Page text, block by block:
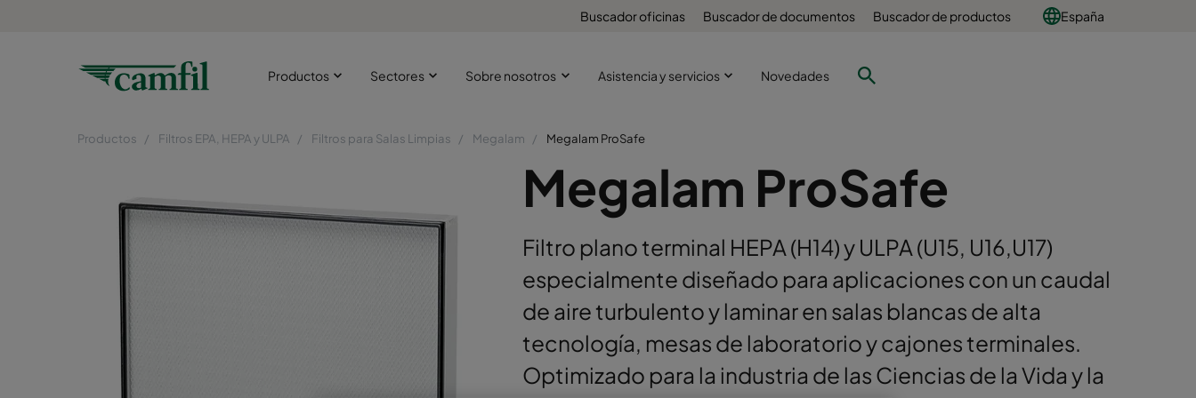
Buscador oficinas Buscador de documentos Buscador de productos España
Productos Sectores Sobre nosotros Asistencia y servicios Novedades
Productos Filtros EPA, HEPA y ULPA Filtros para Salas Limpias Megalam Megalam ProSafe
Megalam ProSafe
Filtro plano terminal HEPA (H14) y ULPA (U15, U16,U17)
especialmente diseñado para aplicaciones con un caudal
de aire turbulento y laminar en salas blancas de alta
tecnología, mesas de laboratorio y cajones terminales.
Optimizado para la industria de las Ciencias de la Vida y la